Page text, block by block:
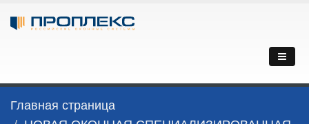
Главная страница